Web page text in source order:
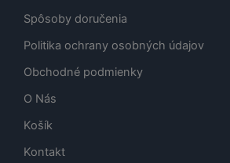
Spôsoby doručenia
Politika ochrany osobných údajov
Obchodné podmienky
O Nás
Košík
Kontakt